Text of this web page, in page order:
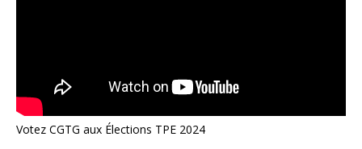
Votez CGTG aux Élections TPE 2024